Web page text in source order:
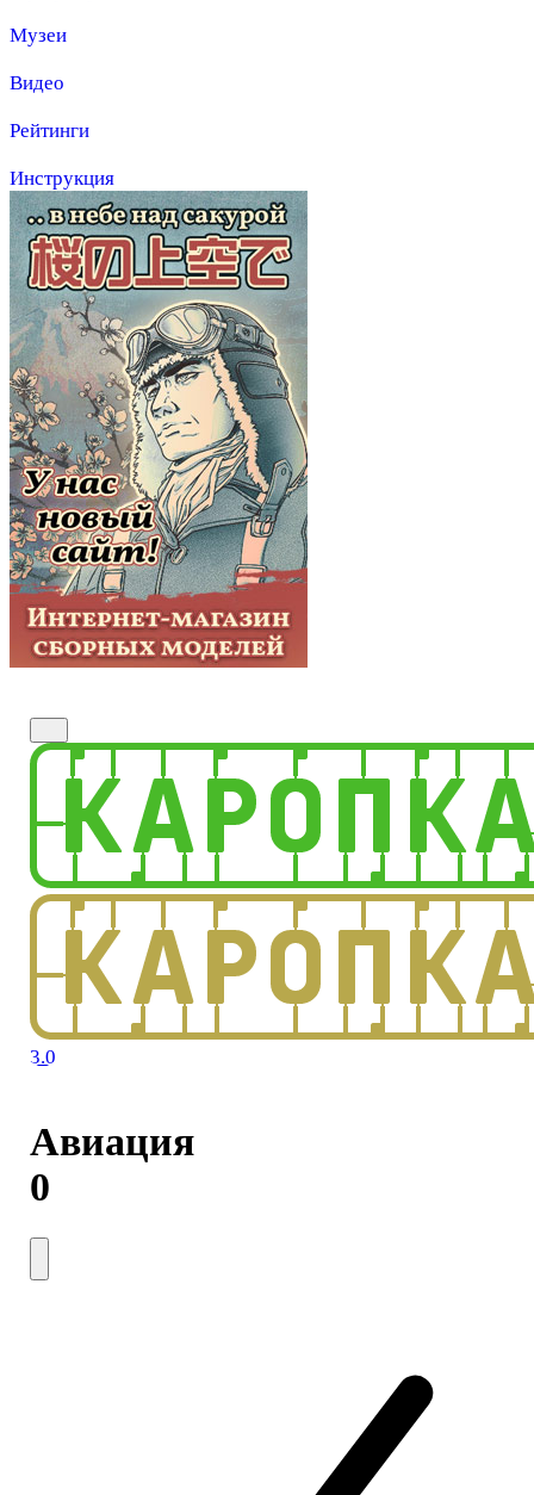
Музеи
Видео
Рейтинги
Инструкция
3.0
Авиация
0